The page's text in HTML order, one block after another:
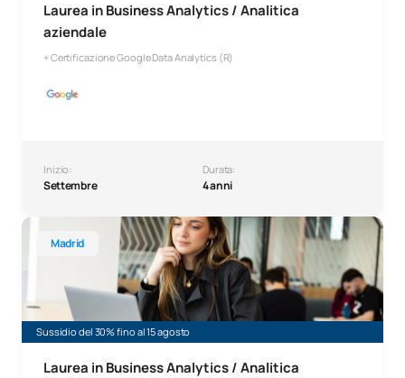
Laurea in Business Analytics / Analitica
aziendale
+ Certificazione Google Data Analytics (R)
Inizio:
Settembre
Durata:
4 anni
Madrid
Sussidio del 30% fino al 15 agosto
Laurea in Business Analytics / Analitica
Laurea in Business Analytics